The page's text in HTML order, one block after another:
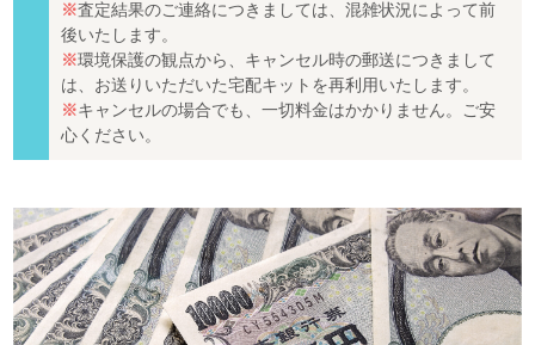
※査定結果のご連絡につきましては、混雑状況によって前
後いたします。
※環境保護の観点から、キャンセル時の郵送につきまして
は、お送りいただいた宅配キットを再利用いたします。
※キャンセルの場合でも、一切料金はかかりません。ご安
心ください。